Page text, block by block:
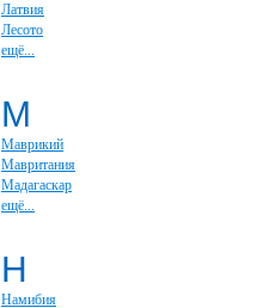
Латвия
Лесото
ещё...
М
Маврикий
Мавритания
Мадагаскар
ещё...
Н
Намибия